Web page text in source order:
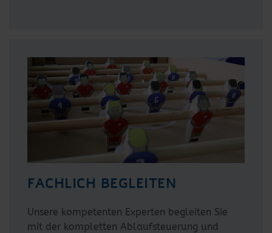
FACHLICH BEGLEITEN
Unsere kompetenten Experten begleiten Sie
mit der kompletten Ablaufsteuerung und